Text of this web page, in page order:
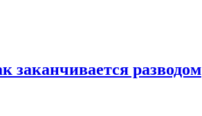
заканчивается разводом